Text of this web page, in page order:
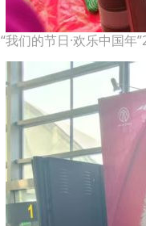
“我们的节日·欢乐中国